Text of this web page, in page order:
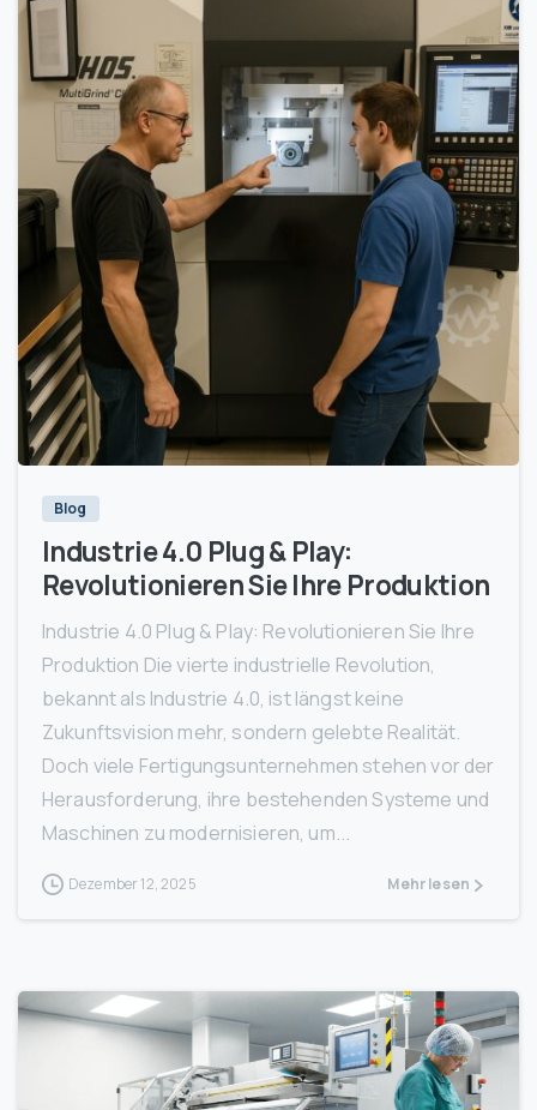
Blog
Industrie 4.0 Plug & Play:
Revolutionieren Sie Ihre Produktion
Industrie 4.0 Plug & Play: Revolutionieren Sie Ihre
Produktion Die vierte industrielle Revolution,
bekannt als Industrie 4.0, ist längst keine
Zukunftsvision mehr, sondern gelebte Realität.
Doch viele Fertigungsunternehmen stehen vor der
Herausforderung, ihre bestehenden Systeme und
Maschinen zu modernisieren, um...
Dezember 12, 2025 Mehr lesen